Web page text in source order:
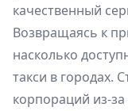
качественный
Возвращаясь к
насколько
такси в городах.
корпораций из-